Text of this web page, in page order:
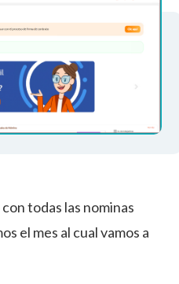
todas las nominas
el mes al cual vamos a